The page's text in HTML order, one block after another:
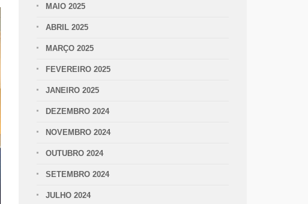
MAIO 2025
ABRIL 2025
MARÇO 2025
FEVEREIRO 2025
JANEIRO 2025
DEZEMBRO 2024
NOVEMBRO 2024
OUTUBRO 2024
SETEMBRO 2024
JULHO 2024